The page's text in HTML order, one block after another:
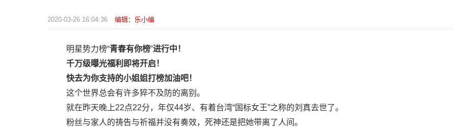
2020-03-26 16:04:36 编辑：乐小编
明星势力榜“青春有你榜”进行中！
千万级曝光福利即将开启！
快去为你支持的小姐姐打榜加油吧！
这个世界总会有许多猝不及防的离别。
就在昨天晚上22点22分，年仅44岁、有着台湾“国标女王”之称的刘真去世了。
粉丝与家人的祷告与祈福并没有奏效，死神还是把她带离了人间。